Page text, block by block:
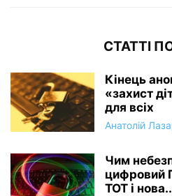
СТАТТІ
Кінець
«захист
для всіх
Анатолій
Чим
цифровий
ТОТ і